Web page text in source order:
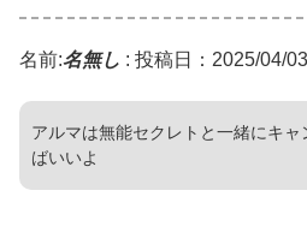
名前:名無し : 投稿日：2025/04/
アルマは無能セクレトと一緒にキ
ばいいよ